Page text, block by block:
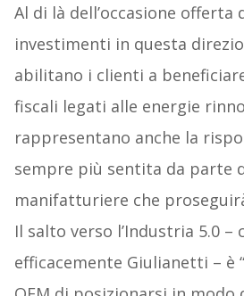
Al di là dell’occasione offerta
investimenti in questa
abilitano i clienti a
fiscali legati alle energie
rappresentano anche la
sempre più sentita da parte
manifatturiere che
Il salto verso l’Industria 5.0
efficacemente Giulianetti – è